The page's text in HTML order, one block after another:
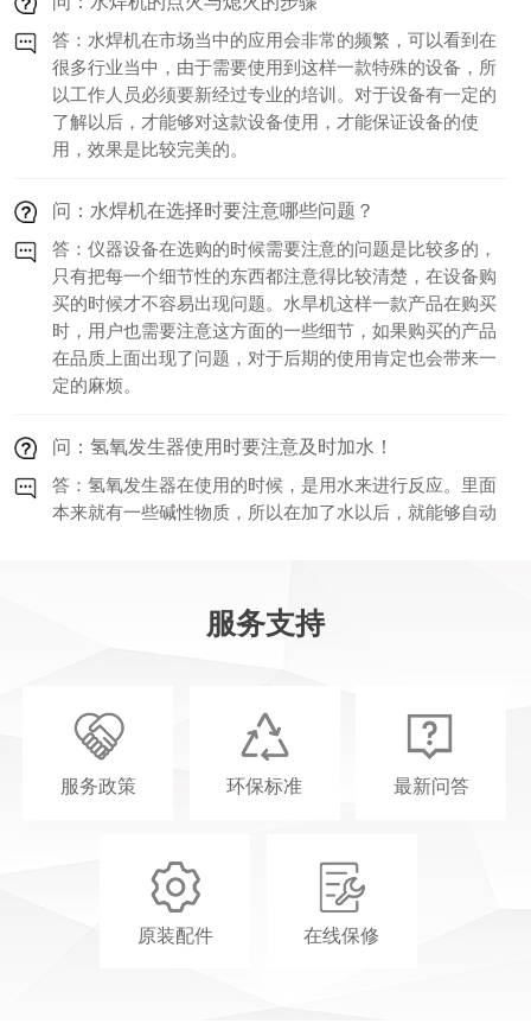
答：水焊机在市场当中的应用会非常的频繁，可以看到在
很多行业当中，由于需要使用到这样一款特殊的设备，所
以工作人员必须要新经过专业的培训。对于设备有一定的
了解以后，才能够对这款设备使用，才能保证设备的使
用，效果是比较完美的。
问：水焊机在选择时要注意哪些问题？
答：仪器设备在选购的时候需要注意的问题是比较多的，
只有把每一个细节性的东西都注意得比较清楚，在设备购
买的时候才不容易出现问题。水旱机这样一款产品在购买
时，用户也需要注意这方面的一些细节，如果购买的产品
在品质上面出现了问题，对于后期的使用肯定也会带来一
定的麻烦。
问：氢氧发生器使用时要注意及时加水！
答：氢氧发生器在使用的时候，是用水来进行反应。里面
本来就有一些碱性物质，所以在加了水以后，就能够自动
闭，才能够保证对设备没有任何的损伤，在安全性上也不
会出现任何的问题。那么氢氧焊接机在关机时需要注意哪
些事项呢？
答：13年生产研发优势，业界公认水燃料氢氧机发源地，
20多项国家专利，2800平方车间厂房，欢迎实地考察
服务支持
服务政策 环保标准 最新问答
原装配件 在线保修